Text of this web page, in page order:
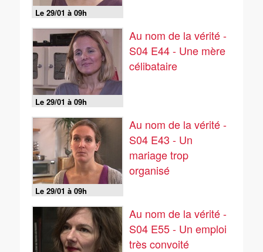
Le 29/01 à 09h
Le 29/01 à 09h
Au nom de la vérité -
S04 E44 - Une mère
célibataire
Le 29/01 à 09h
Au nom de la vérité -
S04 E43 - Un
mariage trop
organisé
Au nom de la vérité -
S04 E55 - Un emploi
très convoité